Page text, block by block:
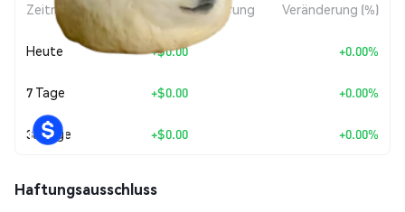
Zeitraum Betragsänderung Veränderung (%)
Heute +$0.00 +0.00%
7 Tage +$0.00 +0.00%
30 Tage +$0.00 +0.00%
Haftungsausschluss